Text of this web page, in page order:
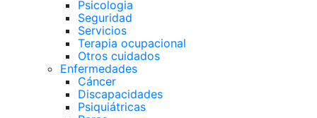
Psicologia
Seguridad
Servicios
Terapia ocupacional
Otros cuidados
Enfermedades
Cáncer
Discapacidades
Psiquiátricas